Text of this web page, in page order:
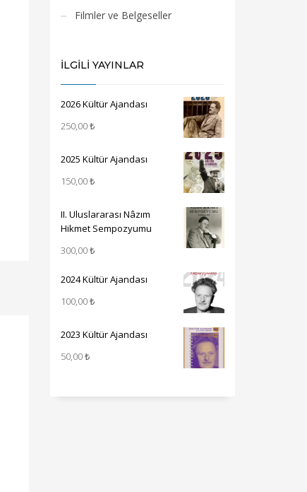
Filmler ve Belgeseller
İLGİLİ YAYINLAR
2026 Kültür Ajandası
250,00₺
2025 Kültür Ajandası
150,00₺
II. Uluslararası Nâzım
Hikmet Sempozyumu
300,00₺
2024 Kültür Ajandası
100,00₺
2023 Kültür Ajandası
50,00₺